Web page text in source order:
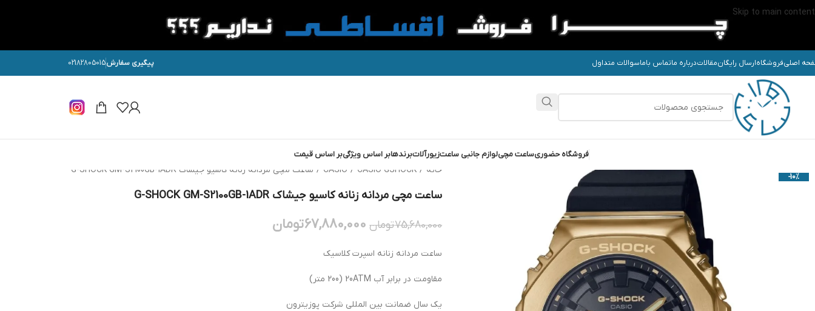
Skip to main content
اصلیفروشگاهارسال رایگانمقالاتدرباره ماتماس باماسوالات متداول پیگیری سفارش02182805015
فروشگاه حضوریساعت مچیلوازم جانبی ساعتزیورآلاتبرندهابر اساس ویژگیبر اساس قیمت
-10%
خانه /
CASIO / CASIO GSHOCK
/ ساعت مچی مردانه زنانه کاسیو جیشاک G-SHOCK GM-S2100GB-1ADR
ساعت مچی مردانه زنانه کاسیو جیشاک G-SHOCK GM-S2100GB-1ADR
75,680,000تومان 67,880,000تومان
ساعت مردانه زنانه اسپرت کلاسیک
مقاومت در برابر آب 20ATM (200 متر)
یک سال ضمانت بین المللی شرکت پوزیترون